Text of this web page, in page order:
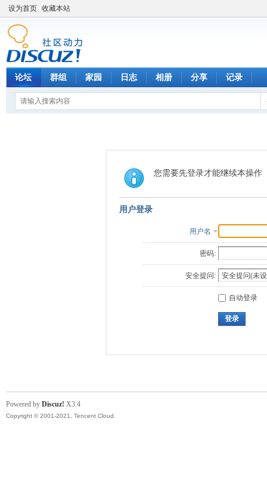
设为首页 收藏本站
论坛 群组 家园 日志 相册 分享 记录
您需要先登录才能继续本操作
用户登录
用户名
密码:
安全提问:
自动登录
登录
Powered by Discuz! X3.4
Copyright © 2001-2021, Tencent Cloud.